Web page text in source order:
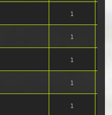
1
1
1
1
1